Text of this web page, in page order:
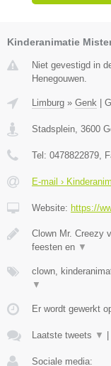
Kinderanimatie
Niet gevestigd in
Henegouwen.
Limburg » Genk
Stadsplein, 3600
Tel: 0478822879,
E-mail ›
Website: https://
Clown Mr. Creezy
feesten en ▼
clown,
▼
Er wordt gewerkt
Laatste tweets ▼
Sociale media: